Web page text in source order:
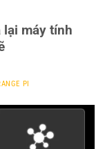
lại máy tính
PI